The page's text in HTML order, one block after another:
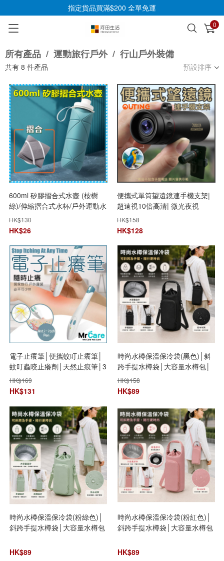
指定貨品買滿$200 全單免運
0
已加入購物車 查看
所有產品 / 運動旅行戶外 / 行山戶外裝備
共有 8 件產品 預設排序
600ml 矽膠摺合式水壺 (桉樹
綠)/伸縮摺合式水杯/戶外運動水
壺/便攜壓縮旅行騎行水壺/迷你
水壺/水樽/水瓶
HK$130
HK$26
便攜式單筒望遠鏡連手機支架|
超遠視10倍高清| 微光夜視
HK$158
HK$128
電子止癢筆│便攜蚊叮止癢筆│
蚊叮蟲咬止癢劑│天然止痕筆│3
秒止癢│兒童孕婦過敏者適用
HK$169
HK$131
時尚水樽保溫保冷袋(黑色)│斜
跨手提水樽袋│大容量水樽包│
戶外旅行水壺包│水樽收納包
HK$158
HK$89
時尚水樽保溫保冷袋(粉綠色)│
斜跨手提水樽袋│大容量水樽包
HK$89
時尚水樽保溫保冷袋(粉紅色)│
斜跨手提水樽袋│大容量水樽包
HK$89